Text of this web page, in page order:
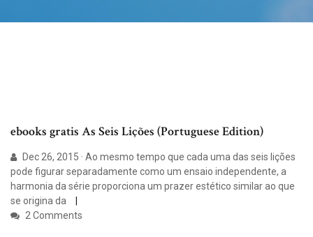
ebooks gratis As Seis Lições (Portuguese Edition)
Dec 26, 2015 · Ao mesmo tempo que cada uma das seis lições
pode figurar separadamente como um ensaio independente, a
harmonia da série proporciona um prazer estético similar ao que
se origina da
2 Comments